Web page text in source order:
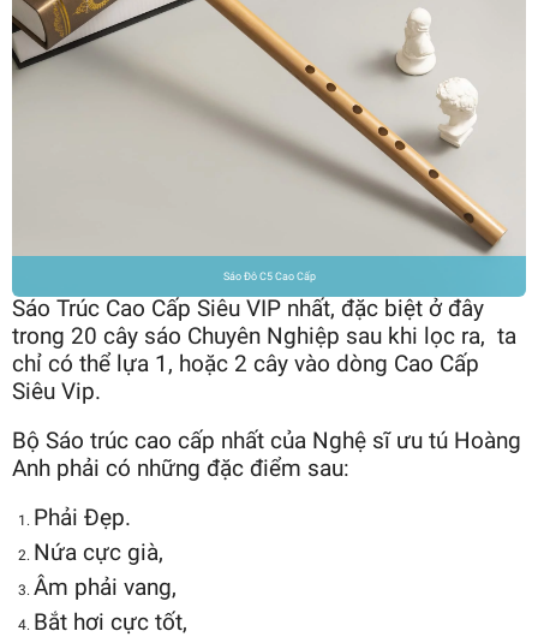
Sáo Đô C5 Cao Cấp
Sáo Trúc Cao Cấp Siêu VIP nhất, đặc biệt ở đây
trong 20 cây sáo Chuyên Nghiệp sau khi lọc ra, ta
chỉ có thể lựa 1, hoặc 2 cây vào dòng Cao Cấp
Siêu Vip.
Bộ Sáo trúc cao cấp nhất của Nghệ sĩ ưu tú Hoàng
Anh phải có những đặc điểm sau:
Phải Đẹp.
Nứa cực già,
Âm phải vang,
Bắt hơi cực tốt,